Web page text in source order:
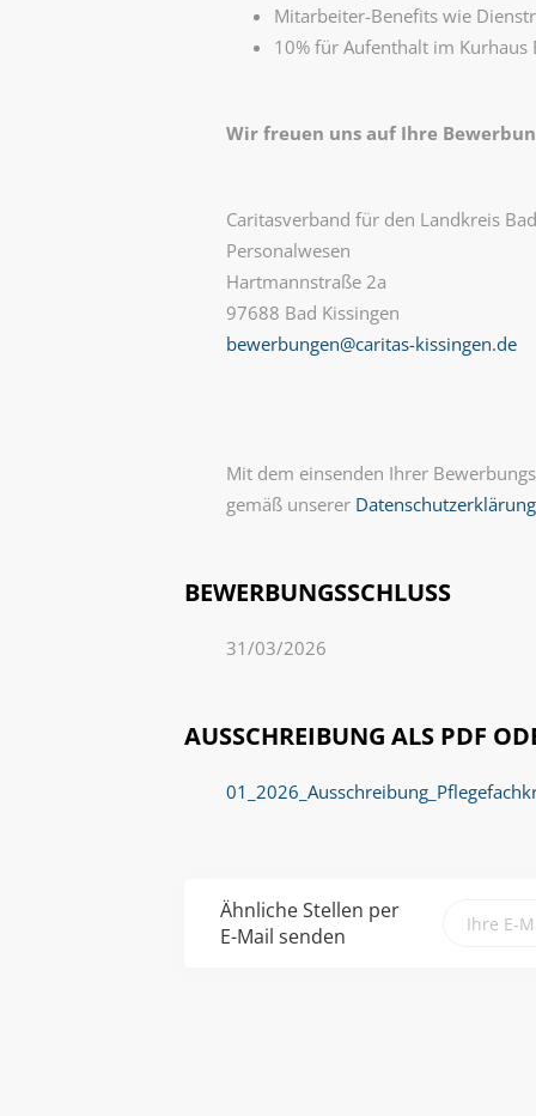
Mitarbeiter-Benefits wie
10% für Aufenthalt im Kurhaus
Wir freuen uns auf Ihre
Caritasverband für den Landkreis
Personalwesen
Hartmannstraße 2a
97688 Bad Kissingen
bewerbungen@caritas-kissingen.de
Mit dem einsenden Ihrer
gemäß unserer Datenschutzerklärung
BEWERBUNGSSCHLUSS
31/03/2026
AUSSCHREIBUNG ALS PDF
Ähnliche Stellen per
E-Mail senden